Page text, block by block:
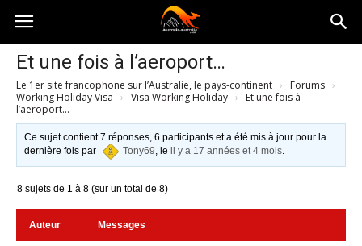
Australia-
australie.com
Et une fois à l’aeroport…
Le 1er site francophone sur l’Australie, le pays-continent › Forums ›
Working Holiday Visa › Visa Working Holiday ›
Et une fois à
l’aeroport…
Ce sujet contient 7 réponses, 6 participants et a été mis à jour pour la
dernière fois par
Tony69, leil y a 17 années et 4 mois.
8 sujets de 1 à 8 (sur un total de 8)
Auteur Messages